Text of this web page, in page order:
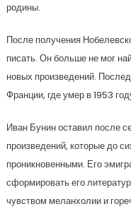
родины.
После получения
писать. Он больше не мог
новых произведений.
Франции, где умер в 1953
Иван Бунин оставил после
произведений, которые до
проникновенными. Его
сформировать его
чувством меланхолии и